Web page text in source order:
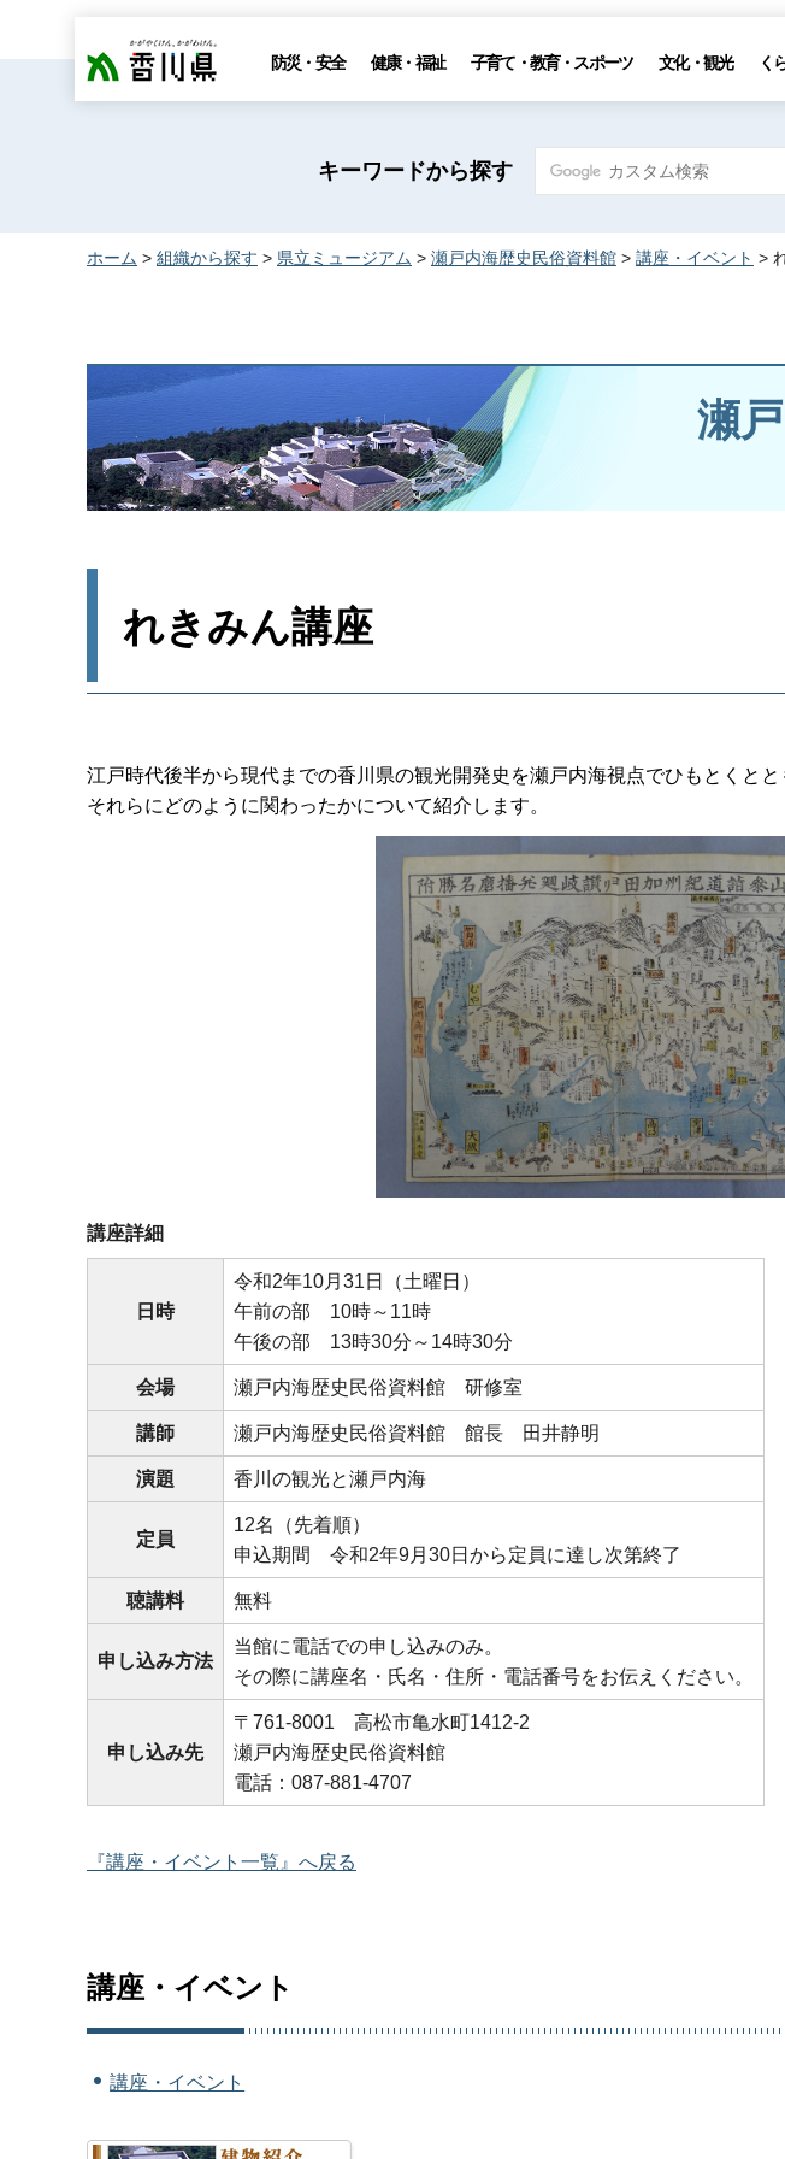
香川県 防災・安全 健康・福祉 子育て・教育・スポーツ 文化・観光 く
キーワードから探す
ホーム > 組織から探す > 県立ミュージアム > 瀬戸内海歴史民俗資料館 > 講座・イベント >
瀬
れきみん講座
江戸時代後半から現代までの香川県の観光開発史を瀬戸内海視点でひもとくと
それらにどのように関わったかについて紹介します。
講座詳細
日時
令和2年10月31日（土曜日）
午前の部 10時～11時
午後の部 13時30分～14時30分
会場 瀬戸内海歴史民俗資料館 研修室
講師 瀬戸内海歴史民俗資料館 館長 田井静明
演題 香川の観光と瀬戸内海
定員
12名（先着順）
申込期間 令和2年9月30日から定員に達し次第終了
聴講料 無料
申し込み方法
当館に電話での申し込みのみ。
その際に講座名・氏名・住所・電話番号をお伝えください。
申し込み先
〒761-8001 高松市亀水町1412-2
瀬戸内海歴史民俗資料館
電話：087-881-4707
『講座・イベント一覧』へ戻る
講座・イベント
講座・イベント